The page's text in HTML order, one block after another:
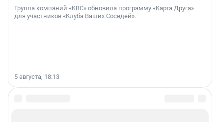
Группа компаний «КВС» обновила программу «Карта Друга»
для участников «Клуба Ваших Соседей».
5 августа, 18:13